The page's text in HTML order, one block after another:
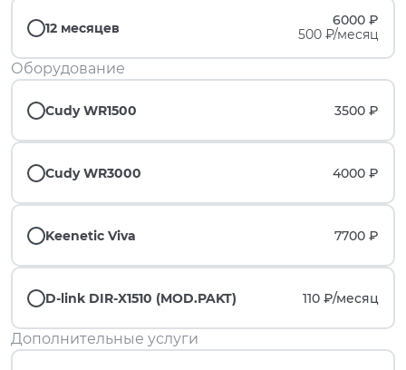
12 месяцев
6000 ₽
500 ₽/месяц
Оборудование
Cudy WR1500 3500 ₽
Cudy WR3000 4000 ₽
Keenetic Viva 7700 ₽
D-link DIR-X1510 (MOD.PAKT) 110 ₽/месяц
Дополнительные услуги